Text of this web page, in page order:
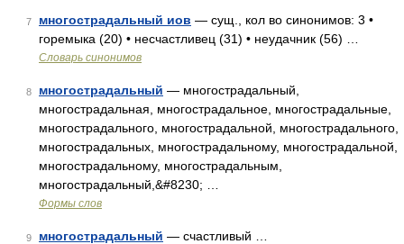
7 многострадальный иов — сущ., кол во синонимов: 3 •
горемыка (20) • несчастливец (31) • неудачник (56) …
Словарь синонимов
8 многострадальный — многострадальный,
многострадальная, многострадальное, многострадальные,
многострадального, многострадальной, многострадального,
многострадальных, многострадальному, многострадальной,
многострадальному, многострадальным,
многострадальный,&#8230; …
Формы слов
9 многострадальный — счастливый …